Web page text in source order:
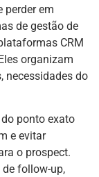
perder em
de gestão de
CRM
organizam
necessidades do
ponto exato
e evitar
o prospect.
follow-up,